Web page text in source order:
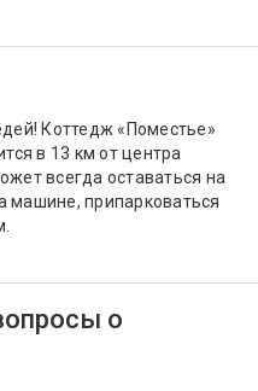
Коттедж «Поместье»
в 13 км от центра
всегда оставаться на
машине, припарковаться
о